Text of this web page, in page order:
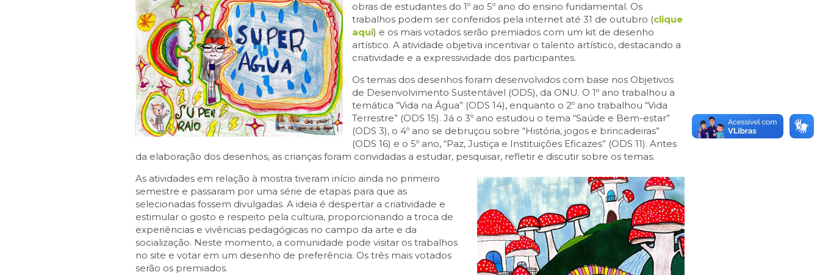
obras de estudantes do 1º ao 5º ano do ensino fundamental. Os
trabalhos podem ser conferidos pela internet até 31 de outubro (clique
aqui) e os mais votados serão premiados com um kit de desenho
artístico. A atividade objetiva incentivar o talento artístico, destacando a
criatividade e a expressividade dos participantes.
Os temas dos desenhos foram desenvolvidos com base nos Objetivos
de Desenvolvimento Sustentável (ODS), da ONU. O 1º ano trabalhou a
temática “Vida na Água” (ODS 14), enquanto o 2º ano trabalhou “Vida
Terrestre” (ODS 15). Já o 3º ano estudou o tema “Saúde e Bem-estar”
(ODS 3), o 4º ano se debruçou sobre “História, jogos e brincadeiras”
(ODS 16) e o 5º ano, “Paz, Justiça e Instituições Eficazes” (ODS 11). Antes
da elaboração dos desenhos, as crianças foram convidadas a estudar, pesquisar, refletir e discutir sobre os temas.
As atividades em relação à mostra tiveram início ainda no primeiro
semestre e passaram por uma série de etapas para que as
selecionadas fossem divulgadas. A ideia é despertar a criatividade e
estimular o gosto e respeito pela cultura, proporcionando a troca de
experiências e vivências pedagógicas no campo da arte e da
socialização. Neste momento, a comunidade pode visitar os trabalhos
no site e votar em um desenho de preferência. Os três mais votados
serão os premiados.